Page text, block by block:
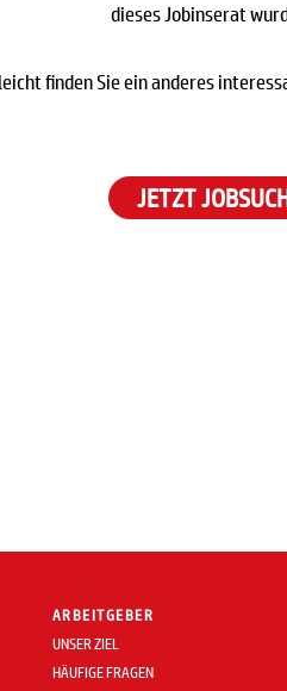
dieses Jobinserat
finden Sie ein anderes
JETZT
ARBEITGEBER
UNSER ZIEL
HÄUFIGE FRAGEN